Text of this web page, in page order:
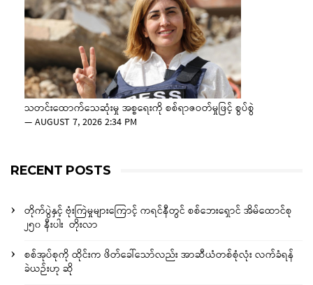
သတင်းထောက်သေဆုံးမှု အစ္စရေးကို စစ်ရာဇဝတ်မှုဖြင့် စွပ်စွဲ
—AUGUST 7, 2026 2:34 PM
RECENT POSTS
တိုက်ပွဲနှင့် ဗုံးကြဲမှုများကြောင့် ကရင်နီတွင် စစ်ဘေးရှောင် အိမ်ထောင်စု
၂၅၀ နီးပါး တိုးလာ
စစ်အုပ်စုကို ထိုင်းက ဖိတ်ခေါ်သော်လည်း အာဆီယံတစ်စုံလုံး လက်ခံရန်
ခဲယဉ်းဟု ဆို